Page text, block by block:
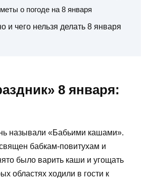
о погоде на 8 января
и чего нельзя делать 8 января
8 января:
называли «Бабьими кашами».
бабкам-повитухам и
было варить каши и угощать
областях ходили в гости к